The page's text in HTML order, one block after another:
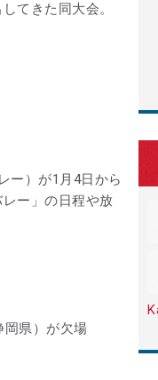
てきた同大会。
ー）が1月4日から
ー」の日程や放
岡県）が欠場